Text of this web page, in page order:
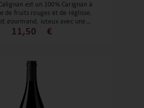
est un 100% Carignan à
de fruits rouges et de réglisse.
gourmand, juteux avec une
sur les épices douces. Un
11,50 €